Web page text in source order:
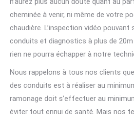
cheminée à venir, ni même de votre
chaudière. L’inspection vidéo
conduits et diagnostics à plus de 20m
rien ne pourra échapper à notre
Nous rappelons à tous nos clients
des conduits est à réaliser au
ramonage doit s’effectuer au
éviter tout ennui de santé. Mais nos